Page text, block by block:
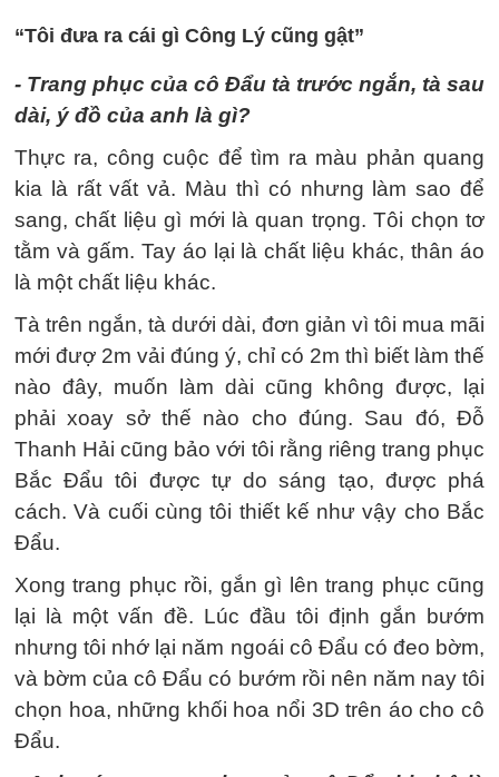
“Tôi đưa ra cái gì Công Lý cũng gật”
- Trang phục của cô Đẩu tà trước ngắn, tà sau
dài, ý đồ của anh là gì?
Thực ra, công cuộc để tìm ra màu phản quang
kia là rất vất vả. Màu thì có nhưng làm sao để
sang, chất liệu gì mới là quan trọng. Tôi chọn tơ
tằm và gấm. Tay áo lại là chất liệu khác, thân áo
là một chất liệu khác.
Tà trên ngắn, tà dưới dài, đơn giản vì tôi mua mãi
mới đượ 2m vải đúng ý, chỉ có 2m thì biết làm thế
nào đây, muốn làm dài cũng không được, lại
phải xoay sở thế nào cho đúng. Sau đó, Đỗ
Thanh Hải cũng bảo với tôi rằng riêng trang phục
Bắc Đẩu tôi được tự do sáng tạo, được phá
cách. Và cuối cùng tôi thiết kế như vậy cho Bắc
Đẩu.
Xong trang phục rồi, gắn gì lên trang phục cũng
lại là một vấn đề. Lúc đầu tôi định gắn bướm
nhưng tôi nhớ lại năm ngoái cô Đẩu có đeo bờm,
và bờm của cô Đẩu có bướm rồi nên năm nay tôi
chọn hoa, những khối hoa nổi 3D trên áo cho cô
Đẩu.